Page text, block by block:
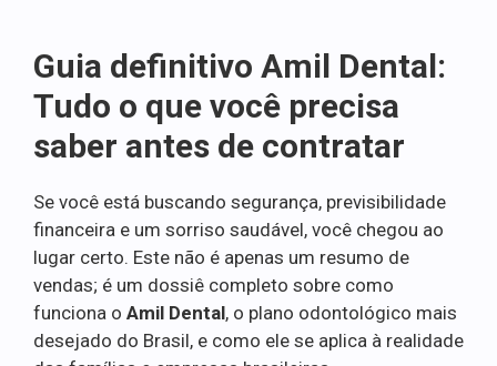
Guia definitivo Amil Dental:
Tudo o que você precisa
saber antes de contratar
Se você está buscando segurança, previsibilidade
financeira e um sorriso saudável, você chegou ao
lugar certo. Este não é apenas um resumo de
vendas; é um dossiê completo sobre como
funciona o Amil Dental, o plano odontológico mais
desejado do Brasil, e como ele se aplica à realidade